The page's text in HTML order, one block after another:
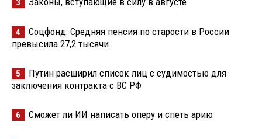
4
Соцфонд: Средняя пенсия по старости в России
превысила 27,2 тысячи
5
Путин расширил список лиц с судимостью для
заключения контракта с ВС РФ
6 Сможет ли ИИ написать оперу и спеть арию